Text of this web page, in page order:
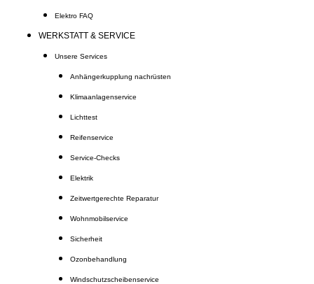
Elektro FAQ
WERKSTATT & SERVICE
Unsere Services
Anhängerkupplung nachrüsten
Klimaanlagenservice
Lichttest
Reifenservice
Service-Checks
Elektrik
Zeitwertgerechte Reparatur
Wohnmobilservice
Sicherheit
Ozonbehandlung
Windschutzscheibenservice